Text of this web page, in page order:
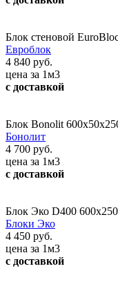
Блок стеновой
Евроблок
4 840 руб.
цена за 1м3
с доставкой
Блок Bonolit
Бонолит
4 700 руб.
цена за 1м3
с доставкой
Блок Эко D400
Блоки Эко
4 450 руб.
цена за 1м3
с доставкой